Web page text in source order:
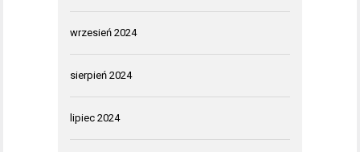
wrzesień 2024
sierpień 2024
lipiec 2024